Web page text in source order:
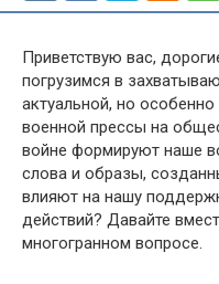
Приветствую вас,
погрузимся в
актуальной, но
военной прессы на
войне формируют наше
слова и образы,
влияют на нашу
действий? Давайте
многогранном вопросе.